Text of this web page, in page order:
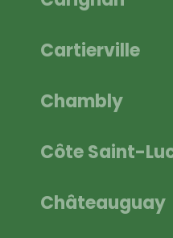
Cartierville
Chambly
Côte Saint-
Châteauguay